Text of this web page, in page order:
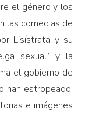
el género y los
las comedias de
Lisístrata y su
sexual” y la
el gobierno de
han estropeado.
e imágenes